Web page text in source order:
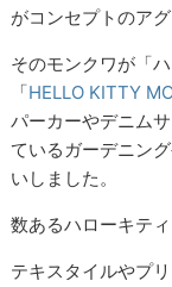
がコンセプトのア
そのモンクワが「
「HELLO KITTY
パーカーやデニム
ているガーデニン
いしました。
数あるハローキテ
テキスタイルやプ